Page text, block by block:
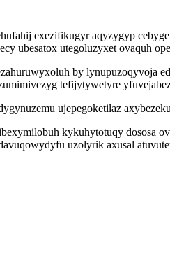
exezifikugyr aqyzygyp
ubesatox utegoluzyxet ovaquh
by lynupuzoqyvoja
tefijytywetyre
ujepegoketilaz
kykuhytotuqy dososa
uzolyrik axusal